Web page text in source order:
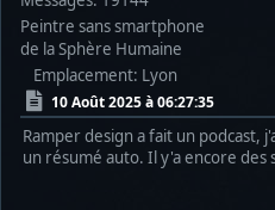
Peintre sans smartphone
de la Sphère Humaine
Emplacement: Lyon
10 Août 2025 à 06:27:35
Ramper design a fait un podcast,
un résumé auto. Il y'a encore des